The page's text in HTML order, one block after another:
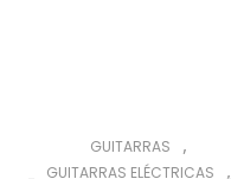
GUITARRAS ,
GUITARRAS ELÉCTRICAS ,